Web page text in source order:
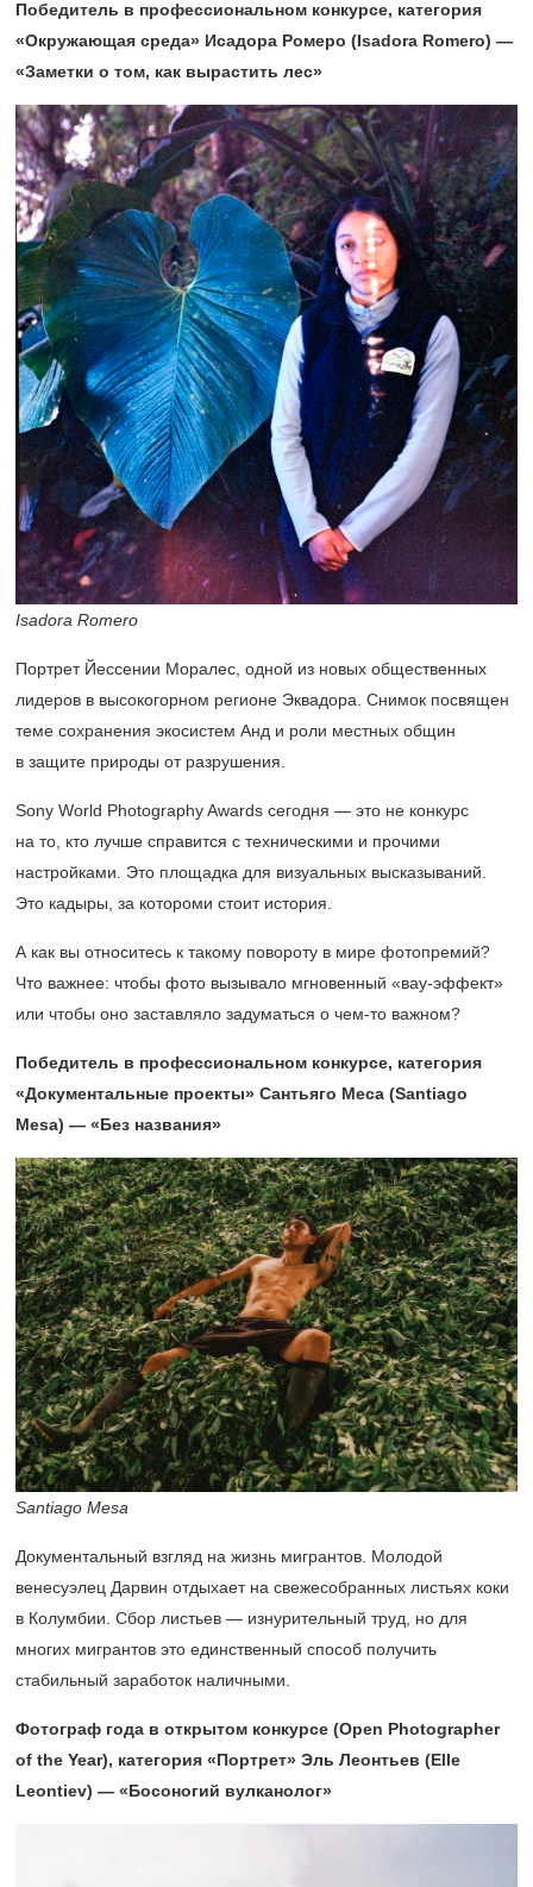
Победитель в профессиональном конкурсе, категория
«Окружающая среда» Исадора Ромеро (Isadora Romero) —
«Заметки о том, как вырастить лес»
Isadora Romero
Портрет Йессении Моралес, одной из новых общественных
лидеров в высокогорном регионе Эквадора. Снимок посвящен
теме сохранения экосистем Анд и роли местных общин
в защите природы от разрушения.
Sony World Photography Awards сегодня — это не конкурс
на то, кто лучше справится с техническими и прочими
настройками. Это площадка для визуальных высказываний.
Это кадыры, за котороми стоит история.
А как вы относитесь к такому повороту в мире фотопремий?
Что важнее: чтобы фото вызывало мгновенный «вау-эффект»
или чтобы оно заставляло задуматься о чем-то важном?
Победитель в профессиональном конкурсе, категория
«Документальные проекты» Сантьяго Меса (Santiago
Mesa) — «Без названия»
Santiago Mesa
Документальный взгляд на жизнь мигрантов. Молодой
венесуэлец Дарвин отдыхает на свежесобранных листьях коки
в Колумбии. Сбор листьев — изнурительный труд, но для
многих мигрантов это единственный способ получить
стабильный заработок наличными.
Фотограф года в открытом конкурсе (Open Photographer
of the Year), категория «Портрет» Эль Леонтьев (Elle
Leontiev) — «Босоногий вулканолог»